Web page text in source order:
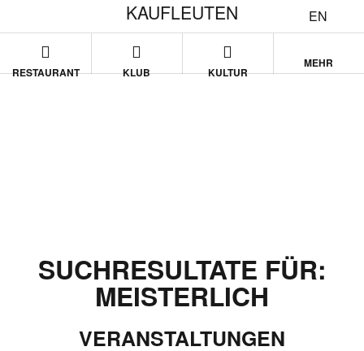
EN
KAUFLEUTEN
RESTAURANT KLUB KULTUR
MEHR
SUCHRESULTATE FÜR:
MEISTERLICH
VERANSTALTUNGEN